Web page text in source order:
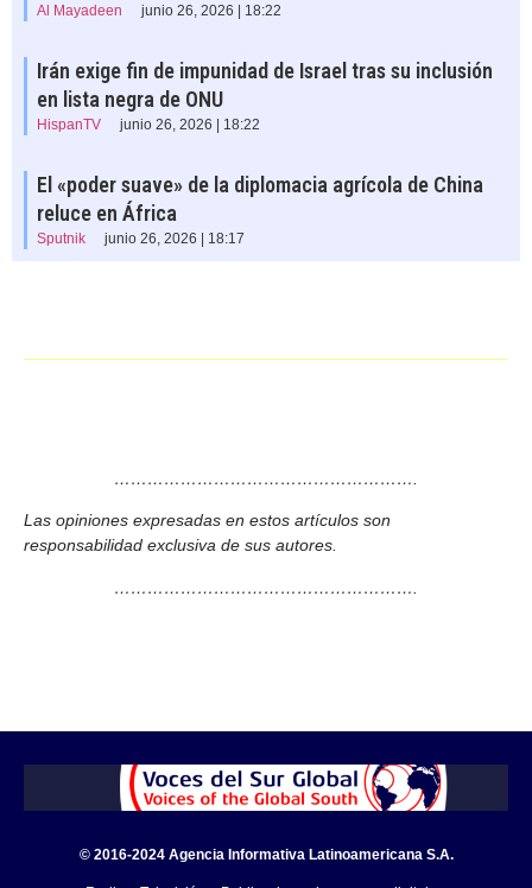
Al Mayadeen junio 26, 2026 | 18:22
Irán exige fin de impunidad de Israel tras su inclusión
en lista negra de ONU
HispanTV junio 26, 2026 | 18:22
El «poder suave» de la diplomacia agrícola de China
reluce en África
Sputnik junio 26, 2026 | 18:17
……………………………………………….
Las opiniones expresadas en estos artículos son
responsabilidad exclusiva de sus autores.
……………………………………………….
© 2016-2024 Agencia Informativa Latinoamericana S.A.